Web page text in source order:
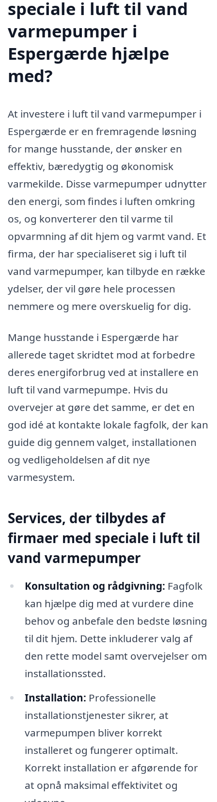
speciale i luft til vand
varmepumper i
Espergærde hjælpe
med?
At investere i luft til vand varmepumper i
Espergærde er en fremragende løsning
for mange husstande, der ønsker en
effektiv, bæredygtig og økonomisk
varmekilde. Disse varmepumper udnytter
den energi, som findes i luften omkring
os, og konverterer den til varme til
opvarmning af dit hjem og varmt vand. Et
firma, der har specialiseret sig i luft til
vand varmepumper, kan tilbyde en række
ydelser, der vil gøre hele processen
nemmere og mere overskuelig for dig.
Mange husstande i Espergærde har
allerede taget skridtet mod at forbedre
deres energiforbrug ved at installere en
luft til vand varmepumpe. Hvis du
overvejer at gøre det samme, er det en
god idé at kontakte lokale fagfolk, der kan
guide dig gennem valget, installationen
og vedligeholdelsen af dit nye
varmesystem.
Services, der tilbydes af
firmaer med speciale i luft til
vand varmepumper
Konsultation og rådgivning: Fagfolk
kan hjælpe dig med at vurdere dine
behov og anbefale den bedste løsning
til dit hjem. Dette inkluderer valg af
den rette model samt overvejelser om
installationssted.
Installation: Professionelle
installationstjenester sikrer, at
varmepumpen bliver korrekt
installeret og fungerer optimalt.
Korrekt installation er afgørende for
at opnå maksimal effektivitet og